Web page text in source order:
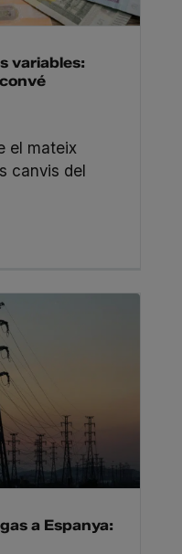
variables:
el mateix
canvis del
a Espanya: